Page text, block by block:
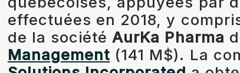
effectuées en 2018, y
de la sociétéAurKa Pharma
Management (141 M$). La